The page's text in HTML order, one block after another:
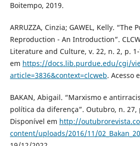
Boitempo, 2019.
ARRUZZA, Cinzia; GAWEL, Kelly. “The
Reproduction - An Introduction”.
Literature and Culture, v. 22, n. 2, p.
em https://docs.lib.purdue.edu/cgi/
article=3836&context=clcweb. Acesso
BAKAN, Abigail. “Marxismo e
política da diferença”. Outubro, n. 27,
Disponível em http://
content/uploads/2016/11/